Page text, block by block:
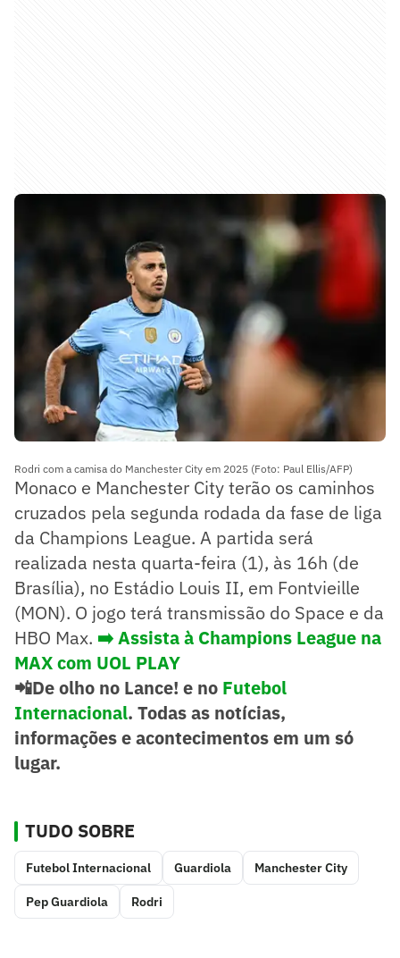
Rodri com a camisa do Manchester City em 2025 (Foto: Paul Ellis/AFP)
Monaco e Manchester City terão os caminhos
cruzados pela segunda rodada da fase de liga
da Champions League. A partida será
realizada nesta quarta-feira (1), às 16h (de
Brasília), no Estádio Louis II, em Fontvieille
(MON). O jogo terá transmissão do Space e da
HBO Max. ➡️ Assista à Champions League na
MAX com UOL PLAY
📲De olho no Lance! e no Futebol
Internacional. Todas as notícias,
informações e acontecimentos em um só
lugar.
TUDO SOBRE
Futebol Internacional Guardiola Manchester City
Pep Guardiola Rodri